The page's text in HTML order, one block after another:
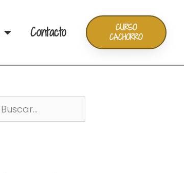
Contacto
CURSO
CACHORRO